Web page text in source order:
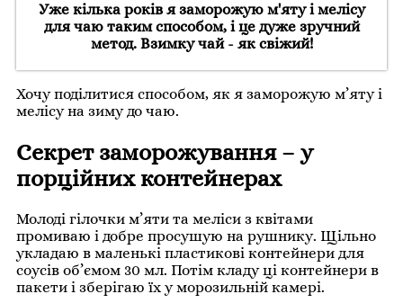
Уже кілька років я заморожую м'яту і мелісу
для чаю таким способом, і це дуже зручний
метод. Взимку чай - як свіжий!
Хочу поділитися способом, як я заморожую м’яту і
мелісу на зиму до чаю.
Секрет заморожування – у
порційних контейнерах
Молоді гілочки м’яти та меліси з квітами
промиваю і добре просушую на рушнику. Щільно
укладаю в маленькі пластикові контейнери для
соусів об’ємом 30 мл. Потім кладу ці контейнери в
пакети і зберігаю їх у морозильній камері.